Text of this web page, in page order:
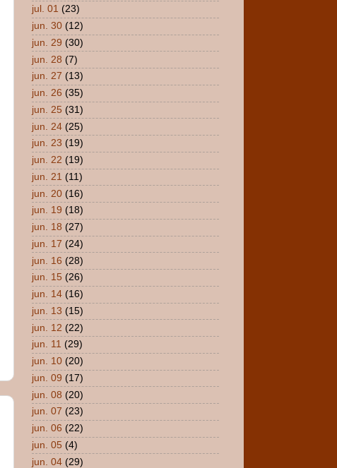
jul. 01 (23)
jun. 30 (12)
jun. 29 (30)
jun. 28 (7)
jun. 27 (13)
jun. 26 (35)
jun. 25 (31)
jun. 24 (25)
jun. 23 (19)
jun. 22 (19)
jun. 21 (11)
jun. 20 (16)
jun. 19 (18)
jun. 18 (27)
jun. 17 (24)
jun. 16 (28)
jun. 15 (26)
jun. 14 (16)
jun. 13 (15)
jun. 12 (22)
jun. 11 (29)
jun. 10 (20)
jun. 09 (17)
jun. 08 (20)
jun. 07 (23)
jun. 06 (22)
jun. 05 (4)
jun. 04 (29)